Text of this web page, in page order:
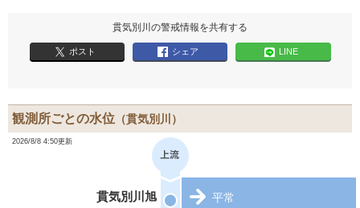
貫気別川の警戒情報を共有する
ポスト シェア LINE
観測所ごとの水位 （貫気別川）
2026/8/8 4:50更新
貫気別川旭 平常